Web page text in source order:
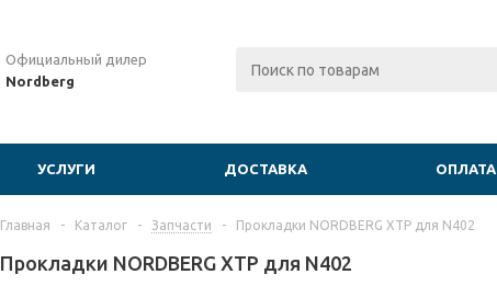
Официальный дилер
Nordberg
УСЛУГИ ДОСТАВКА ОПЛАТА
Главная - Каталог - Запчасти - Прокладки NORDBERG XTP для N402
Прокладки NORDBERG XTP для N402